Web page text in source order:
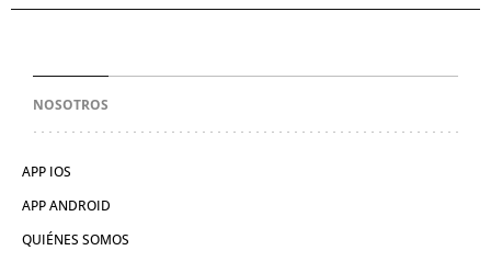
NOSOTROS
APP IOS
APP ANDROID
QUIÉNES SOMOS